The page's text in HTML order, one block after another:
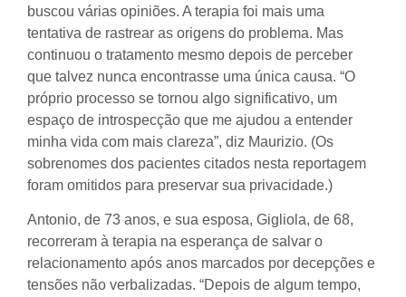
buscou várias opiniões. A terapia foi mais uma
tentativa de rastrear as origens do problema. Mas
continuou o tratamento mesmo depois de perceber
que talvez nunca encontrasse uma única causa. “O
próprio processo se tornou algo significativo, um
espaço de introspecção que me ajudou a entender
minha vida com mais clareza”, diz Maurizio. (Os
sobrenomes dos pacientes citados nesta reportagem
foram omitidos para preservar sua privacidade.)
Antonio, de 73 anos, e sua esposa, Gigliola, de 68,
recorreram à terapia na esperança de salvar o
relacionamento após anos marcados por decepções e
tensões não verbalizadas. “Depois de algum tempo,